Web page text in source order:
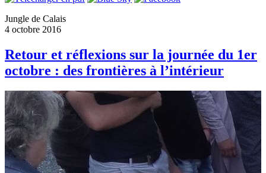
Jungle de Calais
4 octobre 2016
Retour et réflexions sur la journée du 1er
octobre : des frontières à l’intérieur